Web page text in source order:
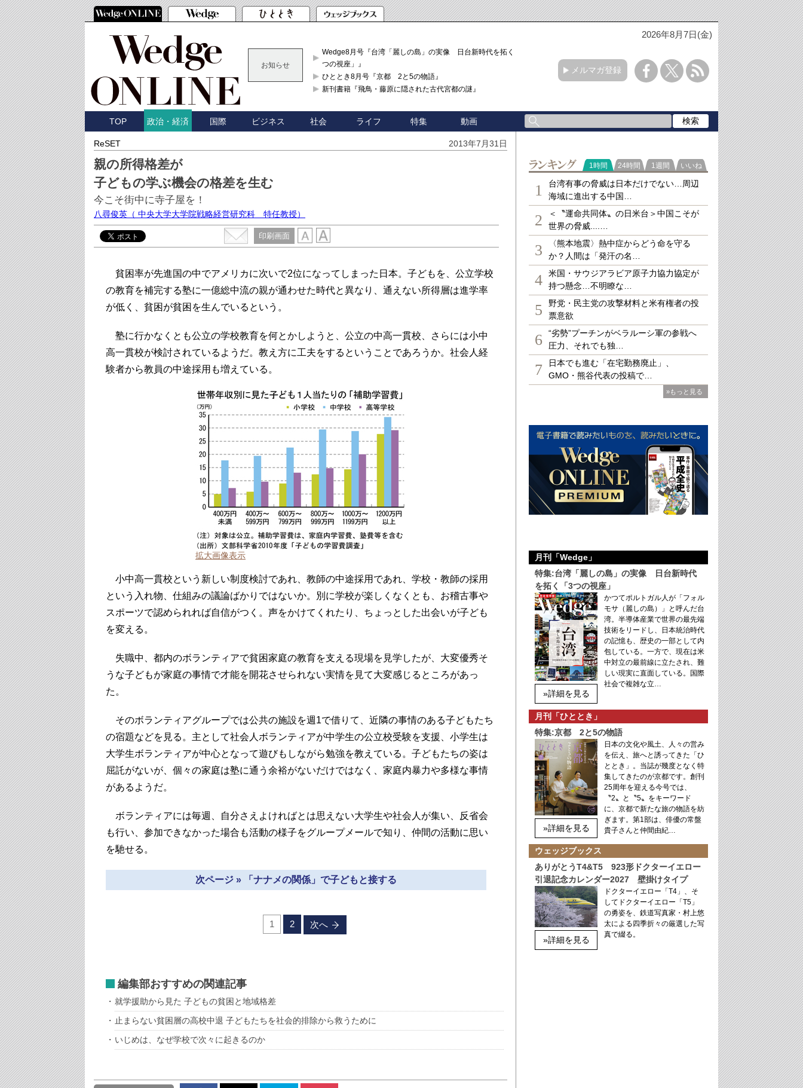
2026年8月7日(金)
お知らせ
Wedge8月号『台湾「麗しの島」の実像 日台新時代を拓く「3
つの視座」』
ひととき8月号『京都 2と5の物語』
新刊書籍『飛鳥・藤原に隠された古代宮都の謎』
メルマガ登録
TOP 政治・経済 国際 ビジネス 社会 ライフ 特集 動画
ReSET 2013年7月31日
親の所得格差が
子どもの学ぶ機会の格差を生む
今こそ街中に寺子屋を！
八尋俊英 （ 中央大学大学院戦略経営研究科 特任教授）
印刷画面
貧困率が先進国の中でアメリカに次いで2位になってしまった日本。子どもを、公立学校
の教育を補完する塾に一億総中流の親が通わせた時代と異なり、通えない所得層は進学率
が低く、貧困が貧困を生んでいるという。
塾に行かなくとも公立の学校教育を何とかしようと、公立の中高一貫校、さらには小中
高一貫校が検討されているようだ。教え方に工夫をするということであろうか。社会人経
験者から教員の中途採用も増えている。
拡大画像表示
小中高一貫校という新しい制度検討であれ、教師の中途採用であれ、学校・教師の採用
という入れ物、仕組みの議論ばかりではないか。別に学校が楽しくなくとも、お稽古事や
スポーツで認められれば自信がつく。声をかけてくれたり、ちょっとした出会いが子ども
を変える。
失職中、都内のボランティアで貧困家庭の教育を支える現場を見学したが、大変優秀そ
うな子どもが家庭の事情で才能を開花させられない実情を見て大変感じるところがあっ
た。
そのボランティアグループでは公共の施設を週1で借りて、近隣の事情のある子どもたち
の宿題などを見る。主として社会人ボランティアが中学生の公立校受験を支援、小学生は
大学生ボランティアが中心となって遊びもしながら勉強を教えている。子どもたちの姿は
屈託がないが、個々の家庭は塾に通う余裕がないだけではなく、家庭内暴力や多様な事情
があるようだ。
ボランティアには毎週、自分さえよければとは思えない大学生や社会人が集い、反省会
も行い、参加できなかった場合も活動の様子をグループメールで知り、仲間の活動に思い
を馳せる。
次ページ » 「ナナメの関係」で子どもと接する
1 2 次へ
編集部おすすめの関連記事
就学援助から見た 子どもの貧困と地域格差
止まらない貧困層の高校中退 子どもたちを社会的排除から救うために
いじめは、なぜ学校で次々に起きるのか
ランキング
1時間 24時間 1週間 いいね
1
台湾有事の脅威は日本だけでない…周辺
海域に進出する中国…
2
＜〝運命共同体〟の日米台＞中国こそが
世界の脅威....…
3
〈熊本地震〉熱中症からどう命を守る
か？人間は「発汗の名…
4
米国・サウジアラビア原子力協力協定が
持つ懸念…不明瞭な…
5
野党・民主党の攻撃材料と米有権者の投
票意欲
6
“劣勢”プーチンがベラルーシ軍の参戦へ
圧力、それでも独…
7
日本でも進む「在宅勤務廃止」、
GMO・熊谷代表の投稿で…
»もっと見る
月刊「Wedge」
特集:台湾「麗しの島」の実像 日台新時代
を拓く「3つの視座」
»詳細を見る
かつてポルトガル人が「フォル
モサ（麗しの島）」と呼んだ台
湾。半導体産業で世界の最先端
技術をリードし、日本統治時代
の記憶も、歴史の一部として内
包している。一方で、現在は米
中対立の最前線に立たされ、難
しい現実に直面している。国際
社会で複雑な立…
月刊「ひととき」
特集:京都 2と5の物語
»詳細を見る
日本の文化や風土、人々の営み
を伝え、旅へと誘ってきた「ひ
ととき」。当誌が幾度となく特
集してきたのが京都です。創刊
25周年を迎える今号では、
〝2〟と〝5〟をキーワード
に、京都で新たな旅の物語を紡
ぎます。第1部は、俳優の常盤
貴子さんと仲間由紀…
ウェッジブックス
ありがとうT4&T5 923形ドクターイエロー
引退記念カレンダー2027 壁掛けタイプ
»詳細を見る
ドクターイエロー「T4」、そ
してドクターイエロー「T5」
の勇姿を、鉄道写真家・村上悠
太による四季折々の厳選した写
真で綴る。